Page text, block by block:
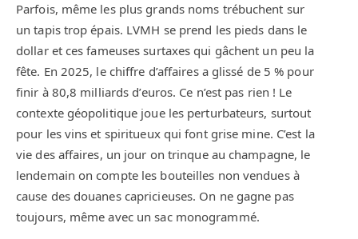
Parfois, même les plus grands noms trébuchent sur
un tapis trop épais. LVMH se prend les pieds dans le
dollar et ces fameuses surtaxes qui gâchent un peu la
fête. En 2025, le chiffre d’affaires a glissé de 5 % pour
finir à 80,8 milliards d’euros. Ce n’est pas rien ! Le
contexte géopolitique joue les perturbateurs, surtout
pour les vins et spiritueux qui font grise mine. C’est la
vie des affaires, un jour on trinque au champagne, le
lendemain on compte les bouteilles non vendues à
cause des douanes capricieuses. On ne gagne pas
toujours, même avec un sac monogrammé.